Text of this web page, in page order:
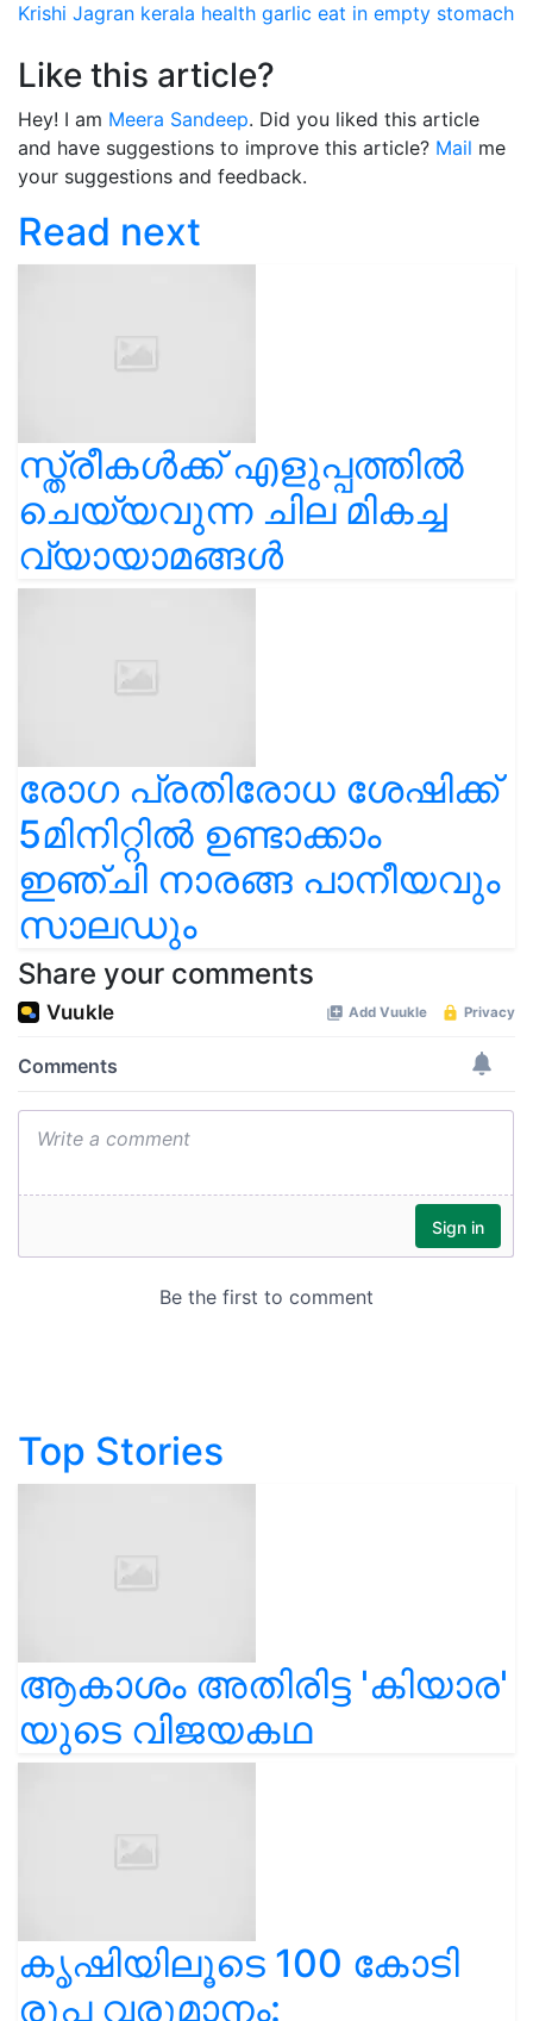
Krishi Jagran kerala health garlic eat in empty stomach
Like this article?
Hey! I am Meera Sandeep. Did you liked this article
and have suggestions to improve this article? Mail me
your suggestions and feedback.
Read next
സ്ത്രീകള്‍ക്ക് എളുപ്പത്തിൽ
ചെയ്യവുന്ന ചില മികച്ച
വ്യായാമങ്ങൾ
രോഗ പ്രതിരോധ ശേഷിക്ക്
5മിനിറ്റിൽ ഉണ്ടാക്കാം
ഇഞ്ചി നാരങ്ങ പാനീയവും
സാലഡും
Share your comments
Top Stories
ആകാശം അതിരിട്ട 'കിയാര'
യുടെ വിജയകഥ
കൃഷിയിലൂടെ 100 കോടി
രൂപ വരുമാനം: